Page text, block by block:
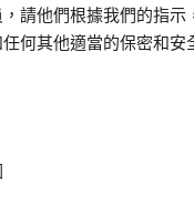
請他們根據我們的指示
何其他適當的保密和安